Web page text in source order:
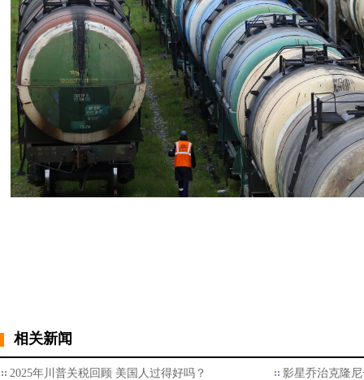
相关新闻
2025年川普关税回顾 美国人过得好吗？
影星乔治克隆